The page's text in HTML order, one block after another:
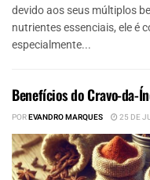
devido aos seus múltiplos
nutrientes essenciais, ele é
especialmente...
Benefícios do Cravo-da-
POREVANDRO MARQUES 25 DE